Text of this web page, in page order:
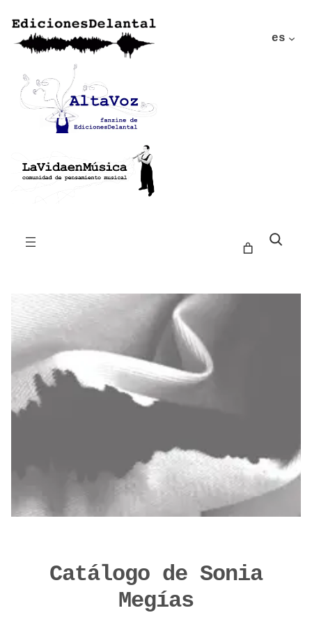
es
Buscar
Catálogo de Sonia
Megías